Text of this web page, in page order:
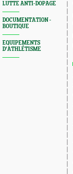
LUTTE ANTI-DOPAGE
DOCUMENTATION -
BOUTIQUE
EQUIPEMENTS
D'ATHLÉTISME